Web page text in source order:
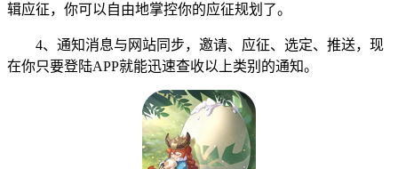
辑应征，你可以自由地掌控你的应征规划了。
4、通知消息与网站同步，邀请、应征、选定、推送，现
在你只要登陆APP就能迅速查收以上类别的通知。